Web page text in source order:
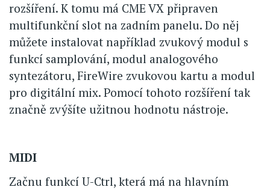
rozšíření. K tomu má CME VX připraven
multifunkční slot na zadním panelu. Do něj
můžete instalovat například zvukový modul s
funkcí samplování, modul analogového
syntezátoru, FireWire zvukovou kartu a modul
pro digitální mix. Pomocí tohoto rozšíření tak
značně zvýšíte užitnou hodnotu nástroje.
MIDI
Začnu funkcí U-Ctrl, která má na hlavním